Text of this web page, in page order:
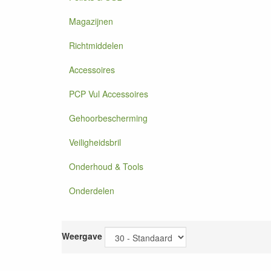
Magazijnen
Richtmiddelen
Accessoires
PCP Vul Accessoires
Gehoorbescherming
Veiligheidsbril
Onderhoud & Tools
Onderdelen
Weergave